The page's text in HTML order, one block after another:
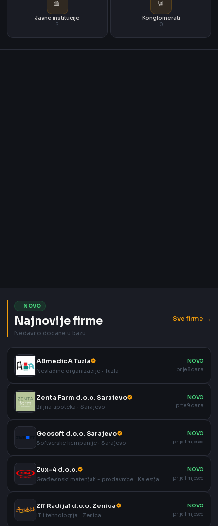
Javne institucije
2
Konglomerati
0
NOVO
Najnovije firme
Nedavno dodane u bazu
Sve firme →
ABmedicA Tuzla
Nevladine organizacije · Tuzla
NOVO
prije 8 dana
Zenta Farm d.o.o. Sarajevo
Biljna apoteka · Sarajevo
NOVO
prije 9 dana
Geosoft d.o.o. Sarajevo
Softverske kompanije · Sarajevo
NOVO
prije 1 mjesec
Zux-4 d.o.o.
Građevinski materijali - prodavnice · Kalesija
NOVO
prije 1 mjesec
Zff Radijal d.o.o. Zenica
IT i tehnologija · Zenica
NOVO
prije 1 mjesec